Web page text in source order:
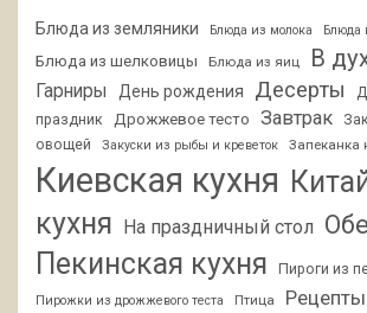
Блюда из земляники Блюда из молока Блюда
Блюда из шелковицы Блюда из яиц В
Гарниры День рождения Десерты
праздник
Дрожжевое тесто Завтрак
овощей
Закуски из рыбы и креветок Запеканка
Киевская кухня
кухня
На праздничный стол
Пекинская кухня Пироги из
Пирожки из дрожжевого теста Птица